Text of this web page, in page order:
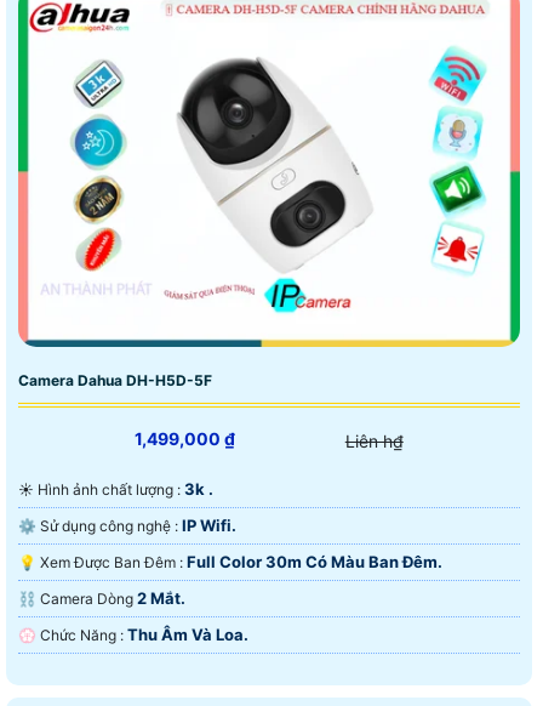
Camera Dahua DH-H5D-5F
1,499,000 ₫ Liên h₫
☀️ Hình ảnh chất lượng : 3k .
⚙ Sử dụng công nghệ : IP Wifi.
💡 Xem Được Ban Đêm : Full Color 30m Có Màu Ban Ðêm.
⛓ Camera Dòng 2 Mắt.
️💮 Chức Năng : Thu Âm Và Loa.